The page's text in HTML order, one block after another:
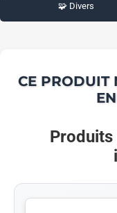
🧩 Divers
CE PRODUIT